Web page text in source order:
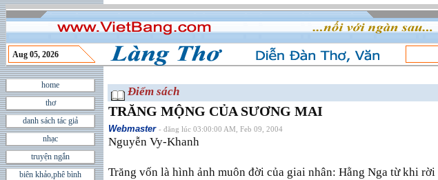
Aug 05, 2026
home
thơ
danh sách tác giả
nhạc
truyện ngắn
biên khảo,phê bình
Điểm sách
TRĂNG MỘNG CỦA SƯƠNG MAI
Webmaster - đăng lúc 03:00:00 AM, Feb 09, 2004
Nguyễn Vy-Khanh
Trăng vốn là hình ảnh muôn đời của giai nhân: Hằng Nga từ khi rời